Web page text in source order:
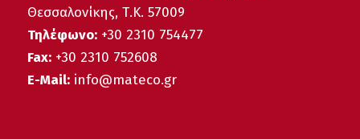
Θεσσαλονίκης, Τ.Κ. 57009
Τηλέφωνο:+30 2310 754477
Fax:+30 2310 752608
E-Mail:info@mateco.gr